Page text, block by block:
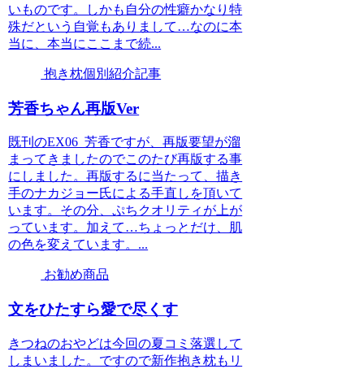
いものです。しかも自分の性癖かなり特
殊だという自覚もありまして…なのに本
当に、本当にここまで続...
抱き枕個別紹介記事
芳香ちゃん再版Ver
既刊のEX06_芳香ですが、再版要望が溜
まってきましたのでこのたび再版する事
にしました。再版するに当たって、描き
手のナカジョー氏による手直しを頂いて
います。その分、ぷちクオリティが上が
っています。加えて…ちょっとだけ、肌
の色を変えています。...
お勧め商品
文をひたすら愛で尽くす
きつねのおやどは今回の夏コミ落選して
しまいました。ですので新作抱き枕もリ